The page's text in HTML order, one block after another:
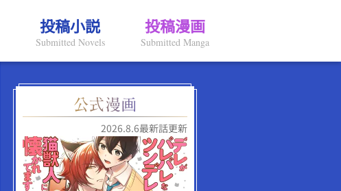
投稿小説
Submitted Novels
投稿漫画
Submitted Manga
2026.8.6最新話更新